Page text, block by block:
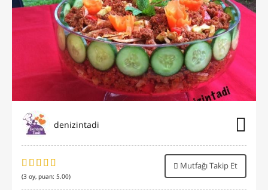
denizintadi
(3 oy, puan: 5.00)
Mutfağı Takip Et